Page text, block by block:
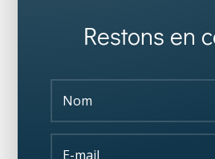
Restons en